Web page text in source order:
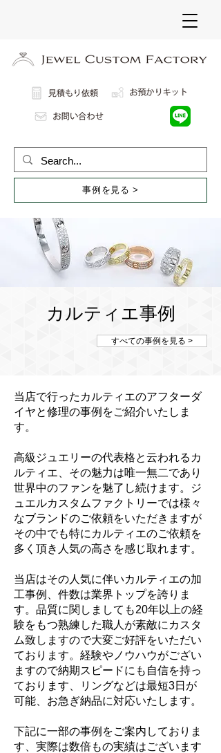
事例を見る >
カルティエ事例
すべての事例を見る >
当店で行ったカルティエのアフターダ
イヤと修理の事例をご紹介いたしま
す。
高級ジュエリーの代表格と云われるカ
ルティエ、その魅力は唯一無二であり
世界中のファンを魅了し続けます。ジ
ュエルカスタムファクトリーでは様々
なブランドのご依頼をいただきますが
その中でも特にカルティエのご依頼を
多く頂き人気の高さを感じ取れます。
当店はその人気に伴いカルティエの加
工事例、件数は業界トップを誇りま
す。品質に関しましても20年以上の経
験をもつ熟練した職人が素敵にカスタ
ム致しますので大変ご好評をいただい
ております。経験やノウハウがござい
ますので納期スピードにも自信を持っ
ております、リングなどは最短3日が
可能、お急ぎ納品に対応いたします。
下記に一部の事例をご案内しておりま
す、実際は数倍もの実績はございます